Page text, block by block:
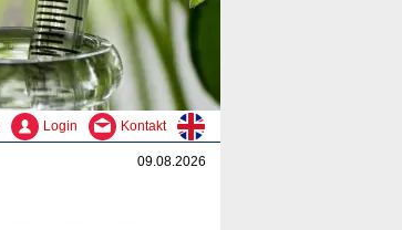
Login Kontakt
09.08.2026